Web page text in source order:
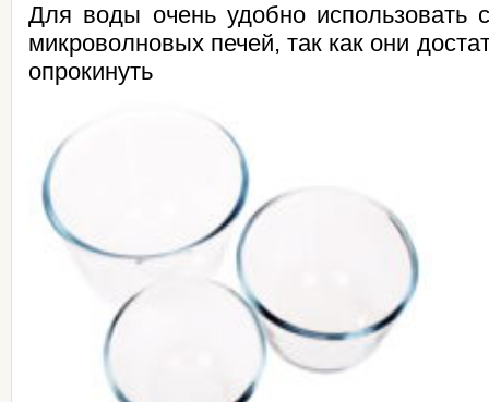
Для воды очень удобно использовать
микроволновых печей, так как они
опрокинуть